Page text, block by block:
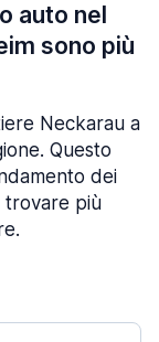
auto nel
sono più
Neckarau a
Questo
dei
trovare più